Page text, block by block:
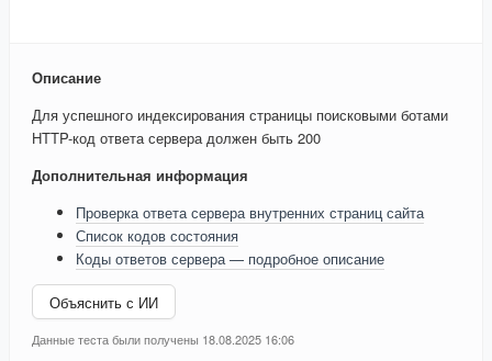
Описание
Для успешного индексирования страницы поисковыми ботами
HTTP-код ответа сервера должен быть 200
Дополнительная информация
Проверка ответа сервера внутренних страниц сайта
Список кодов состояния
Коды ответов сервера — подробное описание
Объяснить с ИИ
Данные теста были получены 18.08.2025 16:06